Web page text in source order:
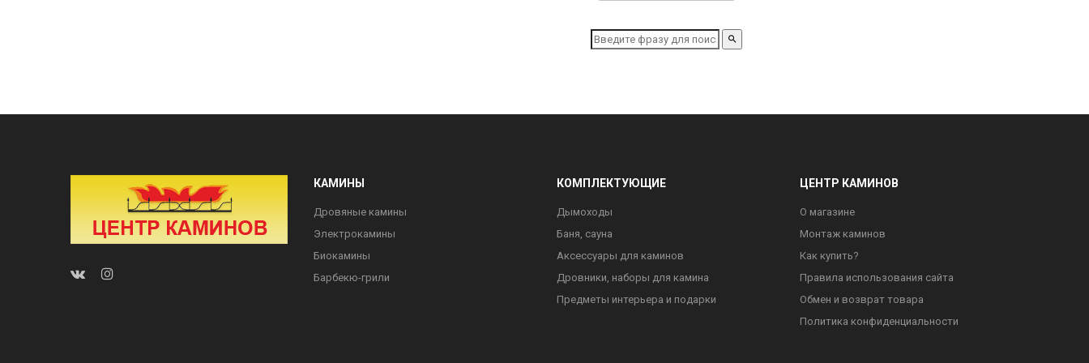
КАМИНЫ
Дровяные камины
Электрокамины
Биокамины
Барбекю-грили
КОМПЛЕКТУЮЩИЕ
Дымоходы
Баня, сауна
Аксессуары для каминов
Дровники, наборы для камина
Предметы интерьера и подарки
ЦЕНТР КАМИНОВ
О магазине
Монтаж каминов
Как купить?
Правила использования сайта
Обмен и возврат товара
Политика конфиденциальности